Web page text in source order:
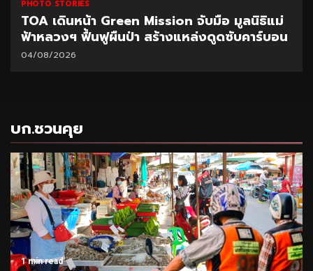
PHOTO STORIES
CEO นำทีมผู้บริหาร BAM ลุยพื้นที่สำนักงานภูเก็ต
มอบนโยบายเร่งบริหารหนี้ – จำหน่ายทรัพย์
31/07/2026
บก.ชวนคุย
1 min read